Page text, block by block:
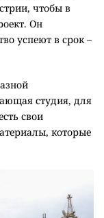
чтобы в
Он
успеют в срок –
студия, для
свои
которые